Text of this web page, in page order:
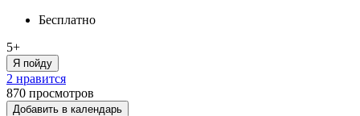
Бесплатно
5+
Я пойду
2 нравится
870 просмотров
Добавить в календарь